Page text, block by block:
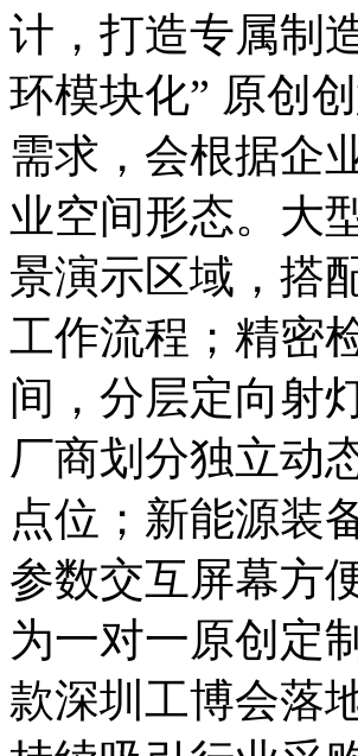
计，打造专属制
环模块化” 原创
需求，会根据企
业空间形态。大
景演示区域，搭
工作流程；精密
间，分层定向射
厂商划分独立动
点位；新能源装
参数交互屏幕方
为一对一原创定
款深圳工博会落